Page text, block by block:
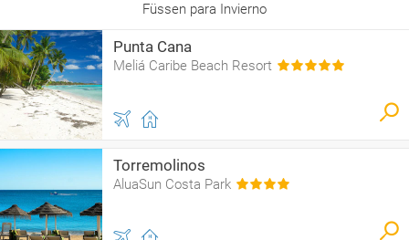
Füssen para Invierno
Punta Cana
Meliá Caribe Beach Resort
Torremolinos
AluaSun Costa Park